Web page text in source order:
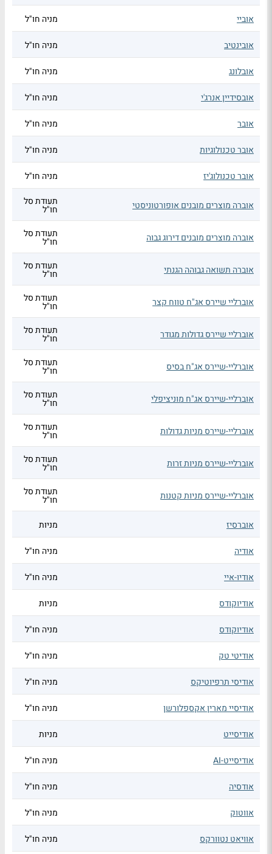
אוביי מניה חו"ל
אובינטיב מניה חו"ל
אובלונג מניה חו"ל
אובסידיין אנרג'י מניה חו"ל
אובר מניה חו"ל
אובר טכנולוגיות מניה חו"ל
אובר טכנולוג'יז מניה חו"ל
אוברה מוצרים מובנים אופורטוניסטי תעודת סל
חו"ל
אוברה מוצרים מובנים דירוג גבוה תעודת סל
חו"ל
אוברה תשואה גבוהה הגנתי תעודת סל
חו"ל
אוברליי שיירס אג"ח טווח קצר תעודת סל
חו"ל
אוברליי שיירס גדולות מגודר תעודת סל
חו"ל
אוברליי-שיירס אג"ח בסיס תעודת סל
חו"ל
אוברליי-שיירס אג"ח מוניציפלי תעודת סל
חו"ל
אוברליי-שיירס מניות גדולות תעודת סל
חו"ל
אוברליי-שיירס מניות זרות תעודת סל
חו"ל
אוברליי-שיירס מניות קטנות תעודת סל
חו"ל
אוברסיז
מניות
אודיה מניה חו"ל
אודיו-איי מניה חו"ל
אודיוקודס מניות
אודיוקודס מניה חו"ל
אודיטי טק מניה חו"ל
אודיסי תרפיוטיקס מניה חו"ל
אודיסיי מארין אקספלורשן מניה חו"ל
אודיסייט מניות
אודיסייט-AI מניה חו"ל
אודסיה מניה חו"ל
אווטוק מניה חו"ל
אוויאט נטוורקס מניה חו"ל